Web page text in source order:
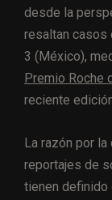
desde la
resaltan casos
3 (México),
Premio Roche
reciente
La razón por
reportajes de
tienen definido